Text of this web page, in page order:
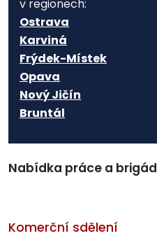
v regionech:
Ostrava
Karviná
Frýdek-Místek
Opava
Nový Jičín
Bruntál
Nabídka práce a brigád
Komerční sdělení